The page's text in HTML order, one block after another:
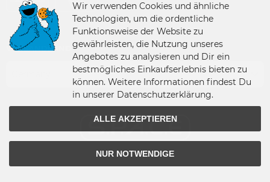
VERSANDLAND
Wir verwenden Cookies und ähnliche
Technologien, um die ordentliche
Funktionsweise der Website zu
gewährleisten, die Nutzung unseres
Angebotes zu analysieren und Dir ein
bestmögliches Einkaufserlebnis bieten zu
können. Weitere Informationen findest Du
in unserer Datenschutzerklärung.
ALLE AKZEPTIEREN
NUR NOTWENDIGE